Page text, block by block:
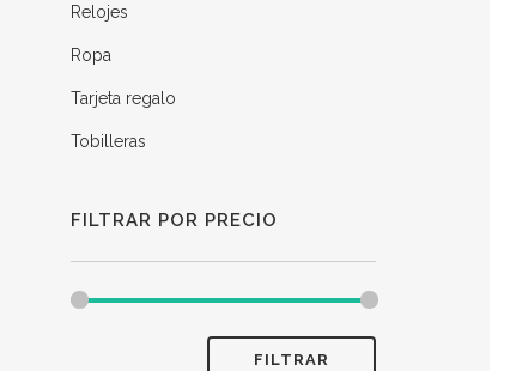
Relojes
Ropa
Tarjeta regalo
Tobilleras
FILTRAR POR PRECIO
FILTRAR